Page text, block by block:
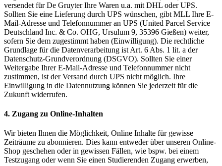
versendet für De Gruyter Ihre Waren u.a. mit DHL oder UPS.
Sollten Sie eine Lieferung durch UPS wünschen, gibt MLL Ihre E-
Mail-Adresse und Telefonnummer an UPS (United Parcel Service
Deutschland Inc. & Co. OHG, Ursulum 9, 35396 Gießen) weiter,
sofern Sie dem zugestimmt haben (Einwilligung). Die rechtliche
Grundlage für die Datenverarbeitung ist Art. 6 Abs. 1 lit. a der
Datenschutz-Grundverordnung (DSGVO). Sollten Sie einer
Weitergabe Ihrer E-Mail-Adresse und Telefonnummer nicht
zustimmen, ist der Versand durch UPS nicht möglich. Ihre
Einwilligung in die Datennutzung können Sie jederzeit für die
Zukunft widerrufen.
4. Zugang zu Online-Inhalten
Wir bieten Ihnen die Möglichkeit, Online Inhalte für gewisse
Zeiträume zu abonnieren. Dies kann entweder über unseren Online-
Shop geschehen oder in gewissen Fällen, wie bspw. bei einem
Testzugang oder wenn Sie einen Studierenden Zugang erwerben,